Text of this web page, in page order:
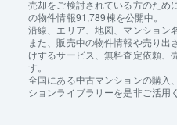
売却をご検討されている方のため
の物件情報91,789棟を公開中。
沿線、エリア、地図、マンション
また、販売中の物件情報や売り出
けするサービス、無料査定依頼、
す。
全国にある中古マンションの購入
ションライブラリーを是非ご活用